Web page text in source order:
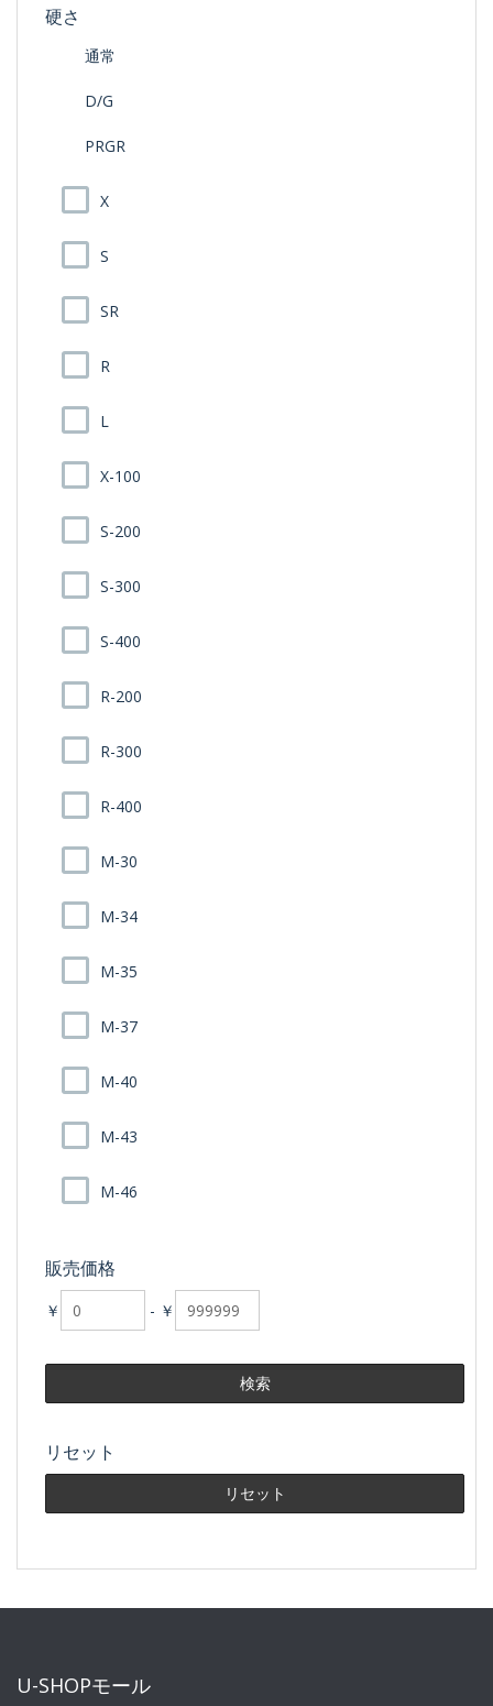
硬さ
通常
D/G
PRGR
X
S
SR
R
L
X-100
S-200
S-300
S-400
R-200
R-300
R-400
M-30
M-34
M-35
M-37
M-40
M-43
M-46
販売価格
￥ - ￥
リセット
U-SHOPモール